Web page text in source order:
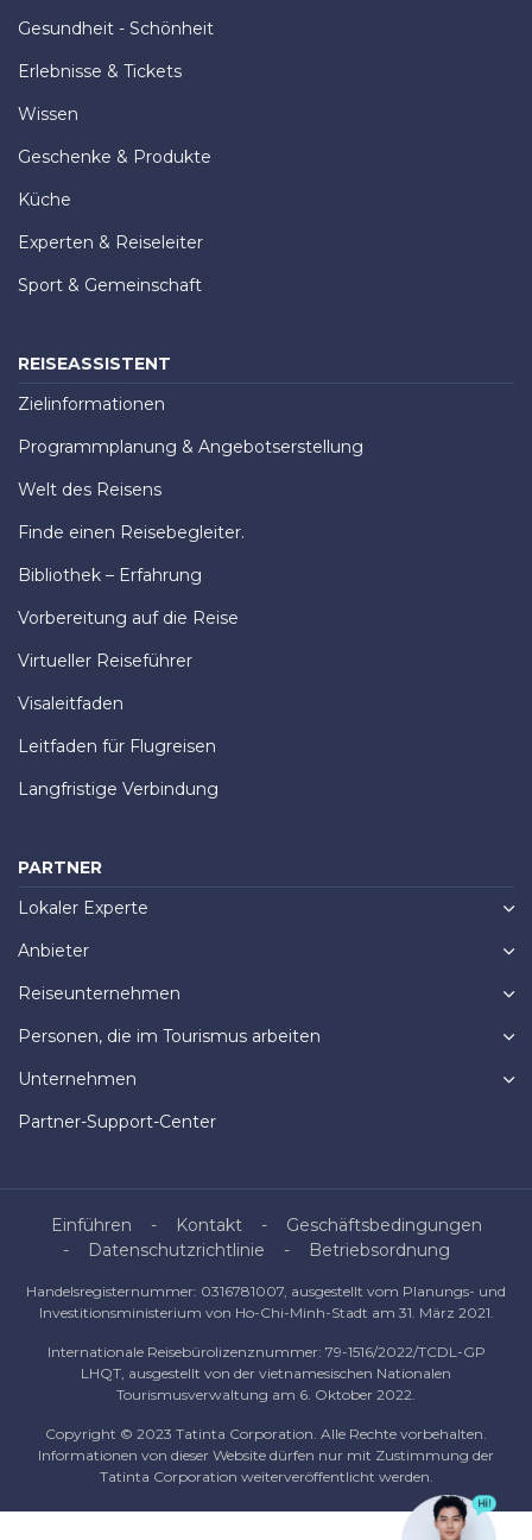
Gesundheit - Schönheit
Erlebnisse & Tickets
Wissen
Geschenke & Produkte
Küche
Experten & Reiseleiter
Sport & Gemeinschaft
REISEASSISTENT
Zielinformationen
Programmplanung & Angebotserstellung
Welt des Reisens
Finde einen Reisebegleiter.
Bibliothek – Erfahrung
Vorbereitung auf die Reise
Virtueller Reiseführer
Visaleitfaden
Leitfaden für Flugreisen
Langfristige Verbindung
PARTNER
Lokaler Experte
Anbieter
Reiseunternehmen
Personen, die im Tourismus arbeiten
Unternehmen
Partner-Support-Center
Einführen Kontakt
Geschäftsbedingungen
Datenschutzrichtlinie
Betriebsordnung
Handelsregisternummer: 0316781007, ausgestellt vom Planungs- und
Investitionsministerium von Ho-Chi-Minh-Stadt am 31. März 2021.
Internationale Reisebürolizenznummer: 79-1516/2022/TCDL-GP
LHQT, ausgestellt von der vietnamesischen Nationalen
Tourismusverwaltung am 6. Oktober 2022.
Copyright © 2023 Tatinta Corporation. Alle Rechte vorbehalten.
Informationen von dieser Website dürfen nur mit Zustimmung der
Tatinta Corporation weiterveröffentlicht werden.